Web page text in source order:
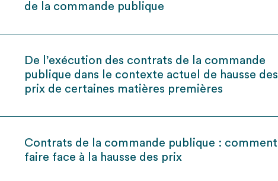
de la commande publique
De l’exécution des contrats de la commande
publique dans le contexte actuel de hausse des
prix de certaines matières premières
Contrats de la commande publique : comment
faire face à la hausse des prix